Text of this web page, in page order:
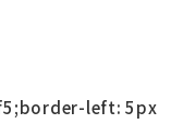
left: 5px